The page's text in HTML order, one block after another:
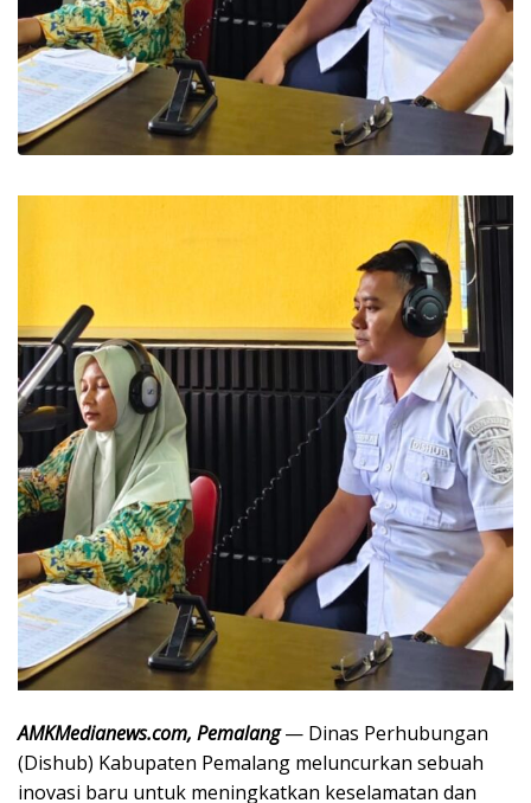
AMKMedianews.com, Pemalang— Dinas Perhubungan
(Dishub) Kabupaten Pemalang meluncurkan sebuah
inovasi baru untuk meningkatkan keselamatan dan